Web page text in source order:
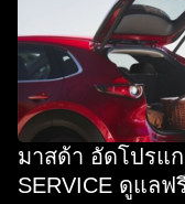
มาสด้า อัดโปรแก
SERVICE ดูแลฟ